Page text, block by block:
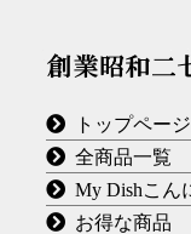
トップページ
全商品一覧
My Dishこん
お得な商品